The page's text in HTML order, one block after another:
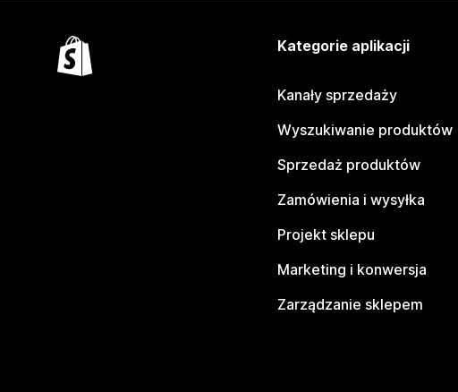
Kategorie aplikacji
Kanały sprzedaży
Wyszukiwanie produktów
Sprzedaż produktów
Zamówienia i wysyłka
Projekt sklepu
Marketing i konwersja
Zarządzanie sklepem